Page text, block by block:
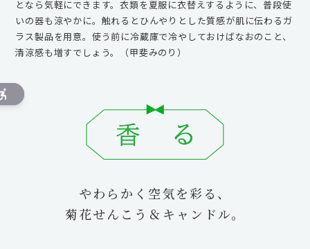
となら気軽にできます。衣類を夏服に衣替えするように、普段使
いの器も涼やかに。触れるとひんやりとした質感が肌に伝わるガ
ラス製品を用意。使う前に冷蔵庫で冷やしておけばなおのこと、
清涼感も増すでしょう。（甲斐みのり）
やわらかく空気を彩る、
菊花せんこう＆キャンドル。